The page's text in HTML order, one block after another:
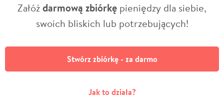
Załóżdarmową zbiórkę pieniędzy dla siebie,
swoich bliskich lub potrzebujących!
Stwórz zbiórkę - za darmo
Jak to działa?